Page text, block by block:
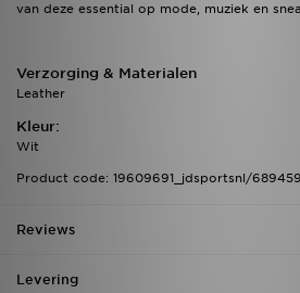
van deze essential op mode, muziek en
Verzorging & Materialen
Leather
Kleur:
Wit
Product code: 19609691_jdsportsnl/689459
Reviews
Levering